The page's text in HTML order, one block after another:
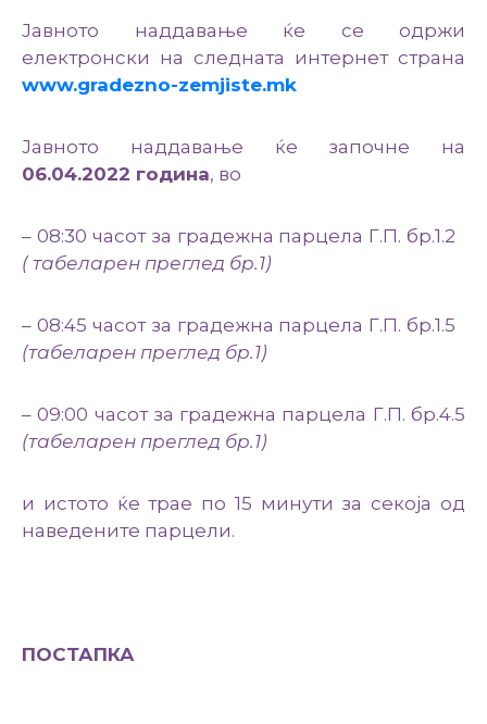
Јавното наддавање ќе се одржи
електронски на следната интернет страна
www.gradezno-zemjiste.mk
Јавното наддавање ќе започне на
06.04.2022 година, во
– 08:30 часот за градежна парцела Г.П. бр.1.2
( табеларен преглед бр.1)
– 08:45 часот за градежна парцела Г.П. бр.1.5
(табеларен преглед бр.1)
– 09:00 часот за градежна парцела Г.П. бр.4.5
(табеларен преглед бр.1)
и истото ќе трае по 15 минути за секоја од
наведените парцели.
ПОСТАПКА